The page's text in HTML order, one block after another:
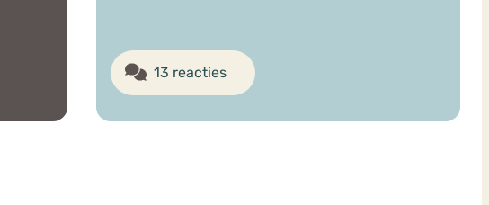
13 reacties